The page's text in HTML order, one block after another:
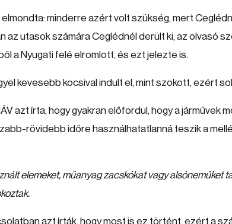
elmondta: minderre azért volt szükség, mert
az utasok számára Ceglédnél derült ki, az olvasó
a Nyugati felé elromlott, és ezt jelezte is.
kevesebb kocsival indult el, mint szokott, ezért
azt írta, hogy gyakran előfordul, hogy a járművek
rövidebb időre használhatatlanná teszik a
elemeket, műanyag zacskókat vagy alsóneműket
azt írták, hogy most is ez történt, ezért a